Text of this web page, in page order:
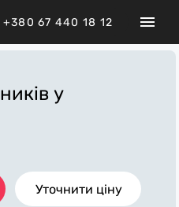
+380 67 440 18 12
у
Уточнити ціну